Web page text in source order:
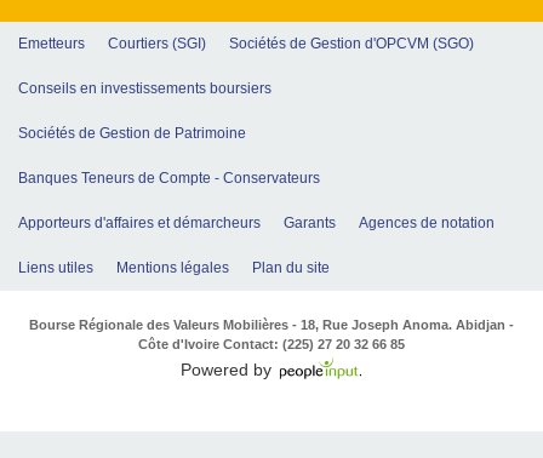
Emetteurs Courtiers (SGI) Sociétés de Gestion d'OPCVM (SGO)
Conseils en investissements boursiers
Sociétés de Gestion de Patrimoine
Banques Teneurs de Compte - Conservateurs
Apporteurs d'affaires et démarcheurs Garants Agences de notation
Liens utiles Mentions légales Plan du site
Bourse Régionale des Valeurs Mobilières - 18, Rue Joseph Anoma. Abidjan -
Côte d'Ivoire Contact: (225) 27 20 32 66 85
Powered by